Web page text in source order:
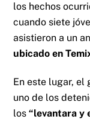
los hechos
cuando siete
asistieron a un
ubicado en
En este lugar,
uno de los
los“levantara y